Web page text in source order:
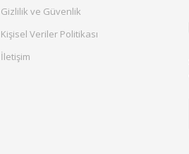
Gizlilik ve Güvenlik
Kişisel Veriler Politikası
İletişim